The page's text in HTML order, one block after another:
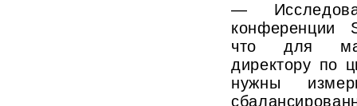
—
конференции
что для
директору по
нужны